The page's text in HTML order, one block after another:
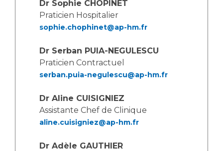
Handi 13
Pôle Médecine Physique et Réadaptation
Accueil sourds et malentendants
Charte Romain Jacob
Mouvement Parcours Handicap 13
Activité physique
Professionnels de santé
Adresser un patient
Réseaux de soins
Adresser un examen au Laboratoire de Biologie
Radiologie / Imagerie
Cancérologie
Anatomie et Cytologie Pathologiques
Dr Sophie CHOPINET
Praticien Hospitalier
sophie.chophinet@ap-hm.fr
Dr Serban PUIA-NEGULESCU
Praticien Contractuel
serban.puia-negulescu@ap-hm.fr
Dr Aline CUISIGNIEZ
Assistante Chef de Clinique
aline.cuisigniez@ap-hm.fr
Dr Adèle GAUTHIER